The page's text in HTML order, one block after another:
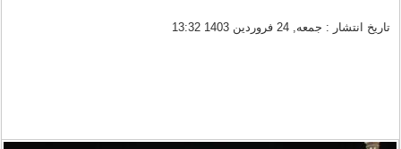
تاریخ انتشار : جمعه, 24 فروردين 1403 13:32